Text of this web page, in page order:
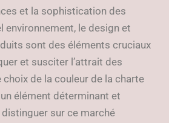
et la sophistication des
environnement, le design et
sont des éléments cruciaux
et susciter l’attrait des
de la couleur de la charte
élément déterminant et
sur ce marché